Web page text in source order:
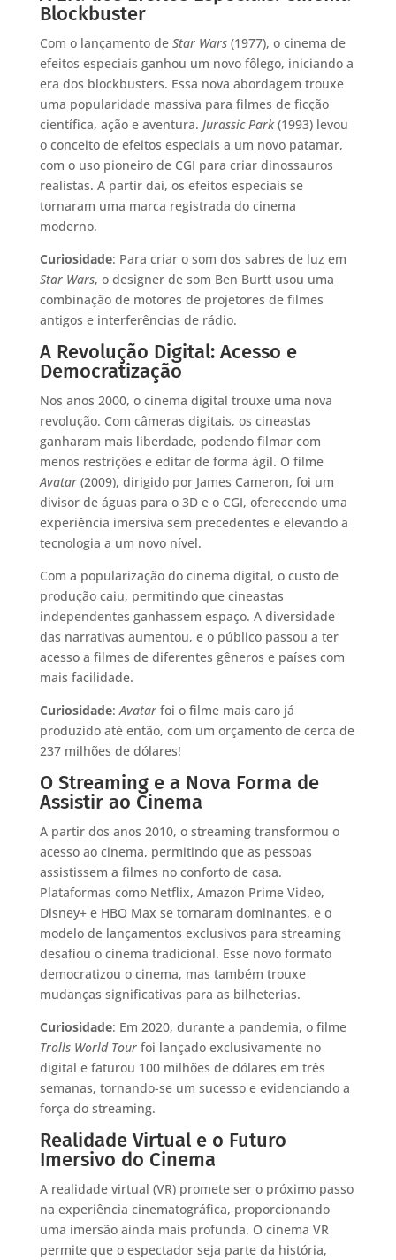
Blockbuster
Com o lançamento de Star Wars(1977), o cinema de
efeitos especiais ganhou um novo fôlego, iniciando a
era dos blockbusters. Essa nova abordagem trouxe
uma popularidade massiva para filmes de ficção
científica, ação e aventura. Jurassic Park(1993) levou
o conceito de efeitos especiais a um novo patamar,
com o uso pioneiro de CGI para criar dinossauros
realistas. A partir daí, os efeitos especiais se
tornaram uma marca registrada do cinema
moderno.
Curiosidade: Para criar o som dos sabres de luz em
Star Wars, o designer de som Ben Burtt usou uma
combinação de motores de projetores de filmes
antigos e interferências de rádio.
A Revolução Digital: Acesso e
Democratização
Nos anos 2000, o cinema digital trouxe uma nova
revolução. Com câmeras digitais, os cineastas
ganharam mais liberdade, podendo filmar com
menos restrições e editar de forma ágil. O filme
Avatar(2009), dirigido por James Cameron, foi um
divisor de águas para o 3D e o CGI, oferecendo uma
experiência imersiva sem precedentes e elevando a
tecnologia a um novo nível.
Com a popularização do cinema digital, o custo de
produção caiu, permitindo que cineastas
independentes ganhassem espaço. A diversidade
das narrativas aumentou, e o público passou a ter
acesso a filmes de diferentes gêneros e países com
mais facilidade.
Curiosidade: Avatarfoi o filme mais caro já
produzido até então, com um orçamento de cerca de
237 milhões de dólares!
O Streaming e a Nova Forma de
Assistir ao Cinema
A partir dos anos 2010, o streaming transformou o
acesso ao cinema, permitindo que as pessoas
assistissem a filmes no conforto de casa.
Plataformas como Netflix, Amazon Prime Video,
Disney+ e HBO Max se tornaram dominantes, e o
modelo de lançamentos exclusivos para streaming
desafiou o cinema tradicional. Esse novo formato
democratizou o cinema, mas também trouxe
mudanças significativas para as bilheterias.
Curiosidade: Em 2020, durante a pandemia, o filme
Trolls World Tourfoi lançado exclusivamente no
digital e faturou 100 milhões de dólares em três
semanas, tornando-se um sucesso e evidenciando a
força do streaming.
Realidade Virtual e o Futuro
Imersivo do Cinema
A realidade virtual (VR) promete ser o próximo passo
na experiência cinematográfica, proporcionando
uma imersão ainda mais profunda. O cinema VR
permite que o espectador seja parte da história,